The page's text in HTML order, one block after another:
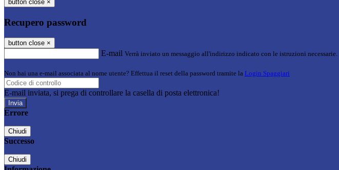
button close ×
Recupero password
button close ×
E-mail Verrà inviato un messaggio all'indirizzo indicato con le istruzioni necessarie.
Non hai una e-mail associata al nome utente? Effettua il reset della password tramite la Login Spaggiari
E-mail inviata, si prega di controllare la casella di posta elettronica!
Errore
Chiudi
Successo
Chiudi